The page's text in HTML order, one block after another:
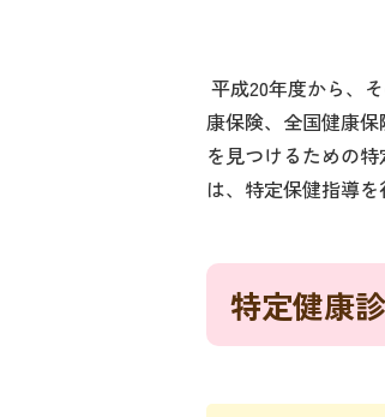
平成20年度から、
康保険、全国健康
を見つけるための
は、特定保健指導を
特定健康